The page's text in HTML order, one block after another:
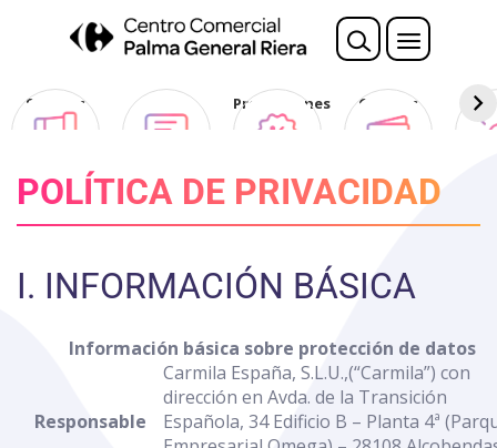
incluye
de
accesibilidad.
Sorteos Opina Promociones
Ofertas
Club
POLÍTICA DE PRIVACIDAD
I. INFORMACIÓN BÁSICA
Información básica sobre protección de datos
Responsable
Carmila España, S.L.U.,(“Carmila”) con
dirección en Avda. de la Transición
Española, 34 Edificio B – Planta 4ª